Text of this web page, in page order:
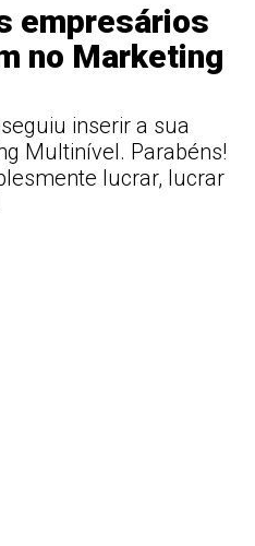
empresários
no Marketing
inserir a sua
Multinível. Parabéns!
lucrar, lucrar